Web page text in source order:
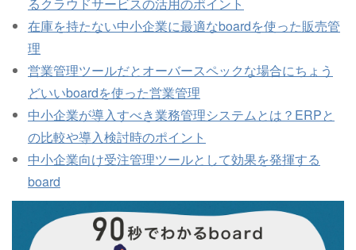
るクラウドサービスの活用のポイント
在庫を持たない中小企業に最適なboardを使った販売管
理
営業管理ツールだとオーバースペックな場合にちょう
どいいboardを使った営業管理
中小企業が導入すべき業務管理システムとは？ERPと
の比較や導入検討時のポイント
中小企業向け受注管理ツールとして効果を発揮する
board